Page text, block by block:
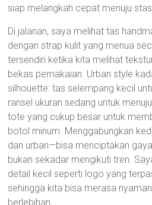
siap melangkah cepat menuju
Di jalanan, saya melihat tas
dengan strap kulit yang menua
tersendiri ketika kita melihat
bekas pemakaian. Urban style
silhouette: tas selempang kecil
ransel ukuran sedang untuk
tote yang cukup besar untuk
botol minum. Menggabungkan
dan urban—bisa menciptakan
bukan sekadar mengikuti tren.
detail kecil seperti logo yang
sehingga kita bisa merasa
berlebihan.